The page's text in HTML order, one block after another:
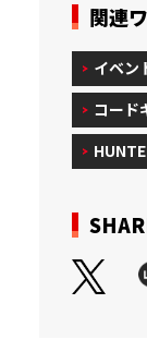
関連
イベン
コード